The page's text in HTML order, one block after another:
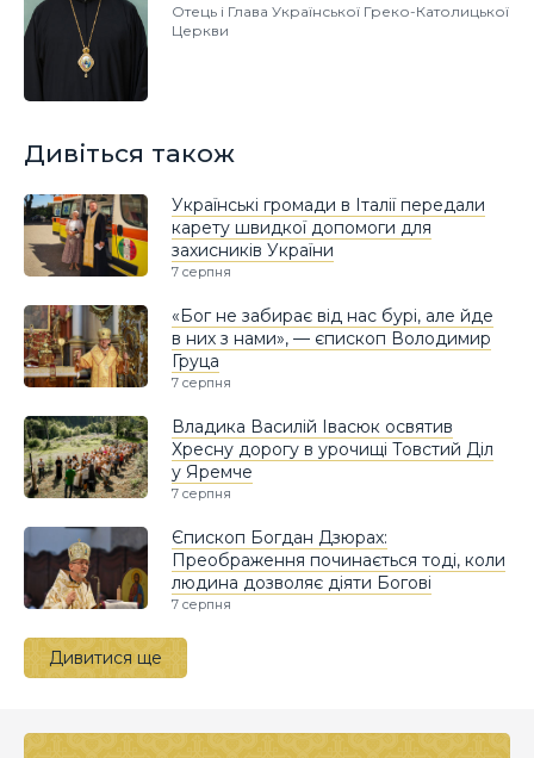
Отець і Глава Української Греко-Католицької
Церкви
Дивіться також
Українські громади в Італії передали
карету швидкої допомоги для
захисників України
7 серпня
«Бог не забирає від нас бурі, але йде
в них з нами», — єпископ Володимир
Груца
7 серпня
Владика Василій Івасюк освятив
Хресну дорогу в урочищі Товстий Діл
у Яремче
7 серпня
Єпископ Богдан Дзюрах:
Преображення починається тоді, коли
людина дозволяє діяти Богові
7 серпня
Дивитися ще